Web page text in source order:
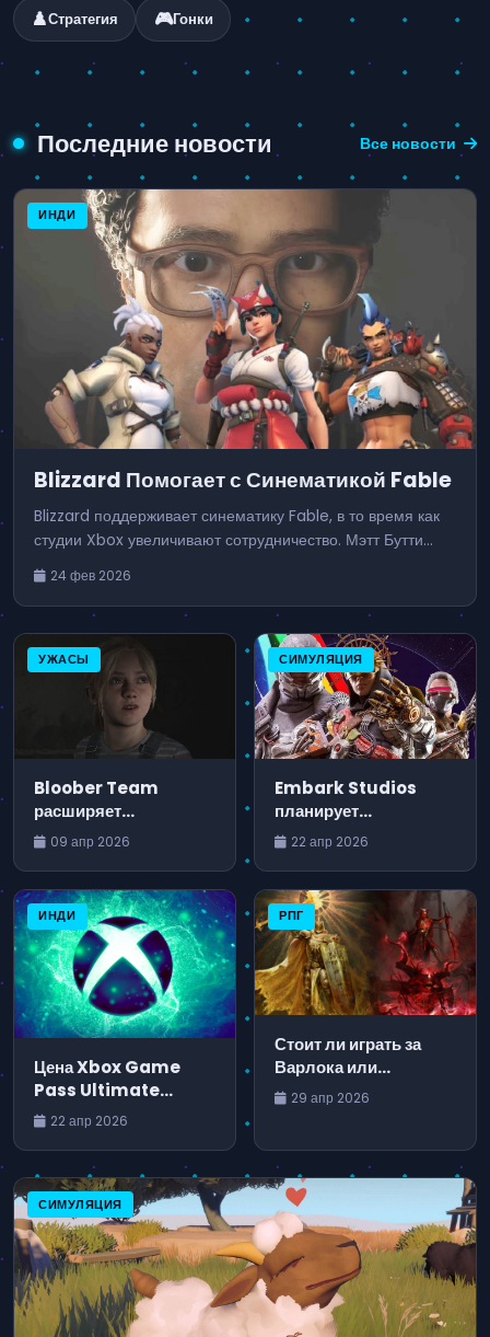
♟️Стратегия 🎮Гонки
Последние новости Все новости
ИНДИ
Blizzard Помогает с Синематикой Fable
Blizzard поддерживает синематику Fable, в то время как
студии Xbox увеличивают сотрудничество. Мэтт Бутти
способствует взаимодействию между студиями с
различными культурами.
24 фев 2026
УЖАСЫ
Bloober Team
расширяет
руководство в связи с
ремейком Silent Hill 2
09 апр 2026
СИМУЛЯЦИЯ
Embark Studios
планирует
переработать систему
навыков в Arc
Raiders
22 апр 2026
ИНДИ
Цена Xbox Game
Pass Ultimate
слишком высока для
многих поклонников
22 апр 2026
РПГ
Стоит ли играть за
Варлока или
Паладина в Diablo 4:
Лорд Ненависти?
29 апр 2026
СИМУЛЯЦИЯ